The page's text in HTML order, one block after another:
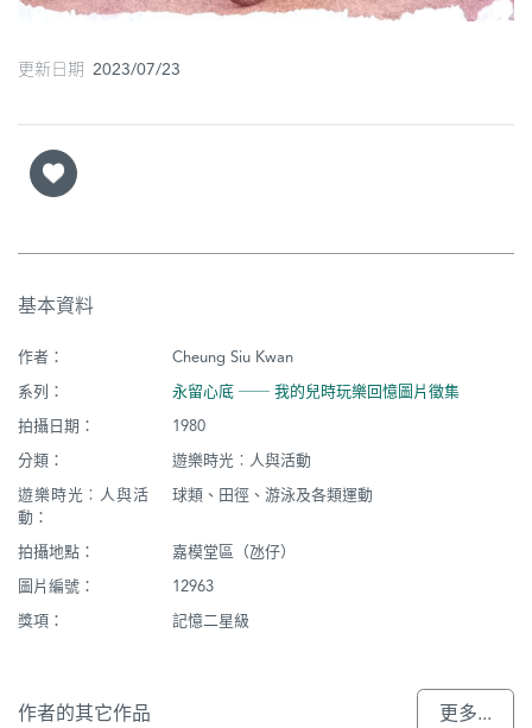
士
更新日期 2023/07/23
基本資料
作者：
Cheung Siu Kwan
系列：
永留心底 ── 我的兒時玩樂回憶圖片徵集
拍攝日期：
1980
分類：
遊樂時光︰人與活動
遊樂時光︰人與活
動：
球類、田徑、游泳及各類運動
拍攝地點：
嘉模堂區（氹仔）
圖片編號：
12963
獎項：
記憶二星級
作者的其它作品 更多...